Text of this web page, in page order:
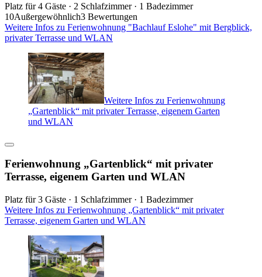
Platz für 4 Gäste · 2 Schlafzimmer · 1 Badezimmer
10Außergewöhnlich3 Bewertungen
Weitere Infos zu Ferienwohnung "Bachlauf Eslohe" mit Bergblick,
privater Terrasse und WLAN
Weitere Infos zu Ferienwohnung
„Gartenblick“ mit privater Terrasse, eigenem Garten
und WLAN
Ferienwohnung „Gartenblick“ mit privater
Terrasse, eigenem Garten und WLAN
Platz für 3 Gäste · 1 Schlafzimmer · 1 Badezimmer
Weitere Infos zu Ferienwohnung „Gartenblick“ mit privater
Terrasse, eigenem Garten und WLAN